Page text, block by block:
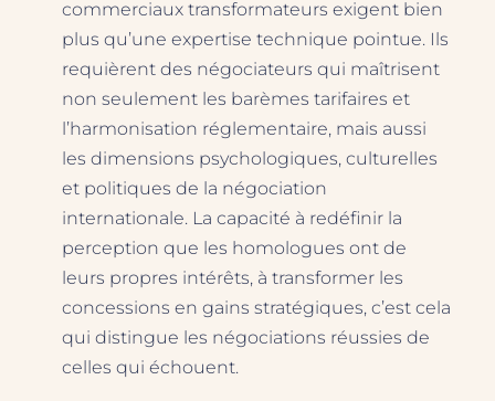
commerciaux transformateurs exigent bien
plus qu’une expertise technique pointue. Ils
requièrent des négociateurs qui maîtrisent
non seulement les barèmes tarifaires et
l’harmonisation réglementaire, mais aussi
les dimensions psychologiques, culturelles
et politiques de la négociation
internationale. La capacité à redéfinir la
perception que les homologues ont de
leurs propres intérêts, à transformer les
concessions en gains stratégiques, c’est cela
qui distingue les négociations réussies de
celles qui échouent.